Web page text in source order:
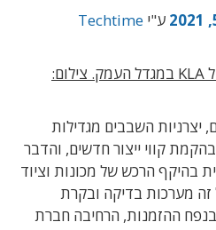
ע"י Techtime
בתמונה למעלה: קו הייצור של KLA במגדל העמק. צילום:
יצרניות השבבים מגדילות
קווי ייצור חדשים, והדבר
בהיקף הרכש של מכונות וציוד
זה מערכות בדיקה ובקרת
בנפח ההזמנות, הרחיבה חברת